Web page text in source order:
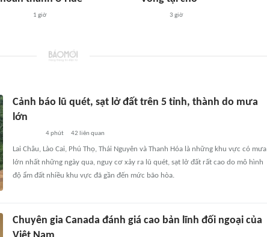
1 giờ 3 giờ
Cảnh báo lũ quét, sạt lở đất trên 5 tỉnh, thành do mưa
lớn
4 phút 42 liên quan
Lai Châu, Lào Cai, Phú Thọ, Thái Nguyên và Thanh Hóa là những khu vực có mưa
lớn nhất những ngày qua, nguy cơ xảy ra lũ quét, sạt lở đất rất cao do mô hình
độ ẩm đất nhiều khu vực đã gần đến mức bão hòa.
Chuyên gia Canada đánh giá cao bản lĩnh đối ngoại của